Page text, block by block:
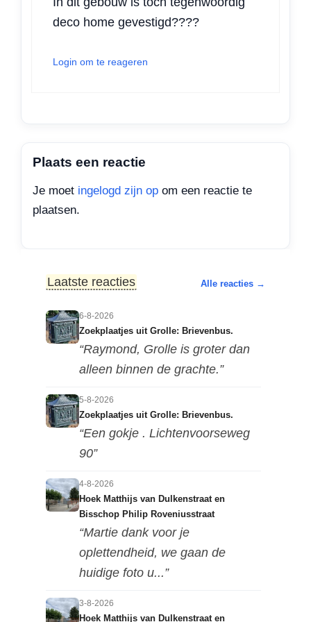
deco home gevestigd????
Login om te reageren
Plaats een reactie
Je moet ingelogd zijn op om een reactie te
plaatsen.
Laatste reacties Alle reacties →
6-8-2026
Zoekplaatjes uit Grolle: Brievenbus.
“Raymond, Grolle is groter dan
alleen binnen de grachte.”
5-8-2026
Zoekplaatjes uit Grolle: Brievenbus.
“Een gokje . Lichtenvoorseweg
90”
4-8-2026
Hoek Matthijs van Dulkenstraat en
Bisschop Philip Roveniusstraat
“Martie dank voor je
oplettendheid, we gaan de
huidige foto u...”
3-8-2026
Hoek Matthijs van Dulkenstraat en